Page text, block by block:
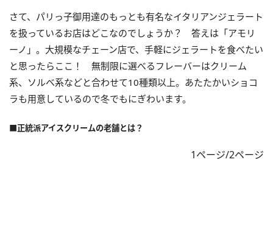
さて、パリっ子御用達のもっとも有名なイタリアンジェラート
を扱っているお店はどこなのでしょうか？ 答えは「アモリ
ーノ」。大規模なチェーン店で、手軽にジェラートを食べたい
と思ったらここ！ 無制限に選べるフレーバーはクリーム
系、ソルベ系などと合わせて10種類以上。あたたかいショコ
ラも用意しているので冬でもにぎわいます。
■正統派アイスクリームの老舗とは？
1ページ/2ページ